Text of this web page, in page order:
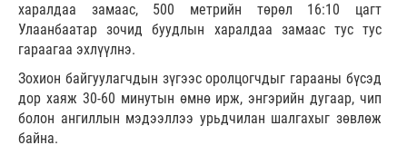
харалдаа замаас, 500 метрийн төрөл 16:10 цагт
Улаанбаатар зочид буудлын харалдаа замаас тус тус
гараагаа эхлүүлнэ.
Зохион байгуулагчдын зүгээс оролцогчдыг гарааны бүсэд
дор хаяж 30-60 минутын өмнө ирж, энгэрийн дугаар, чип
болон ангиллын мэдээллээ урьдчилан шалгахыг зөвлөж
байна.